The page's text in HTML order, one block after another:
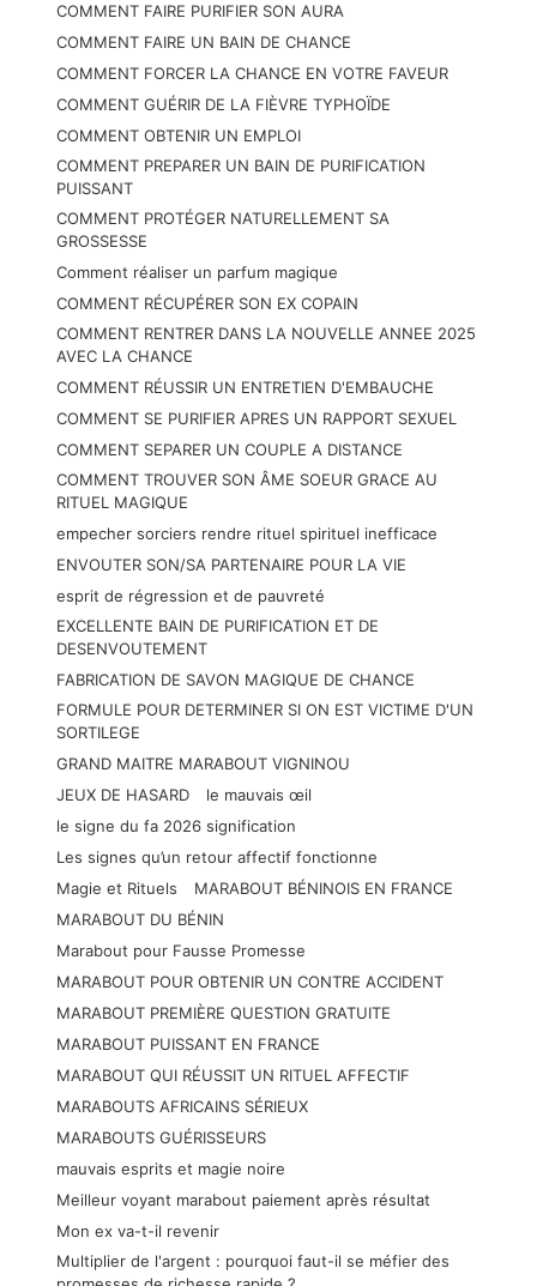
COMMENT FAIRE PURIFIER SON AURA
COMMENT FAIRE UN BAIN DE CHANCE
COMMENT FORCER LA CHANCE EN VOTRE FAVEUR
COMMENT GUÉRIR DE LA FIÈVRE TYPHOÏDE
COMMENT OBTENIR UN EMPLOI
COMMENT PREPARER UN BAIN DE PURIFICATION
PUISSANT
COMMENT PROTÉGER NATURELLEMENT SA
GROSSESSE
Comment réaliser un parfum magique
COMMENT RÉCUPÉRER SON EX COPAIN
COMMENT RENTRER DANS LA NOUVELLE ANNEE 2025
AVEC LA CHANCE
COMMENT RÉUSSIR UN ENTRETIEN D'EMBAUCHE
COMMENT SE PURIFIER APRES UN RAPPORT SEXUEL
COMMENT SEPARER UN COUPLE A DISTANCE
COMMENT TROUVER SON ÂME SOEUR GRACE AU
RITUEL MAGIQUE
empecher sorciers rendre rituel spirituel inefficace
ENVOUTER SON/SA PARTENAIRE POUR LA VIE
esprit de régression et de pauvreté
EXCELLENTE BAIN DE PURIFICATION ET DE
DESENVOUTEMENT
FABRICATION DE SAVON MAGIQUE DE CHANCE
FORMULE POUR DETERMINER SI ON EST VICTIME D'UN
SORTILEGE
GRAND MAITRE MARABOUT VIGNINOU
JEUX DE HASARD
le mauvais œil
le signe du fa 2026 signification
Les signes qu’un retour affectif fonctionne
Magie et Rituels
MARABOUT BÉNINOIS EN FRANCE
MARABOUT DU BÉNIN
Marabout pour Fausse Promesse
MARABOUT POUR OBTENIR UN CONTRE ACCIDENT
MARABOUT PREMIÈRE QUESTION GRATUITE
MARABOUT PUISSANT EN FRANCE
MARABOUT QUI RÉUSSIT UN RITUEL AFFECTIF
MARABOUTS AFRICAINS SÉRIEUX
MARABOUTS GUÉRISSEURS
mauvais esprits et magie noire
Meilleur voyant marabout paiement après résultat
Mon ex va-t-il revenir
Multiplier de l'argent : pourquoi faut-il se méfier des